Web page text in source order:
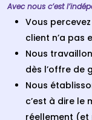
Avec nous c’est
Vous
client n’a pas
Nous
dès l’offre de
Nous
c’est à dire le
réellement (et